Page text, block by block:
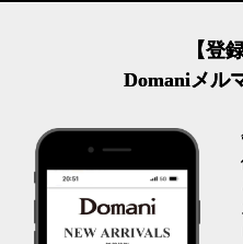
【登
Domaniメル